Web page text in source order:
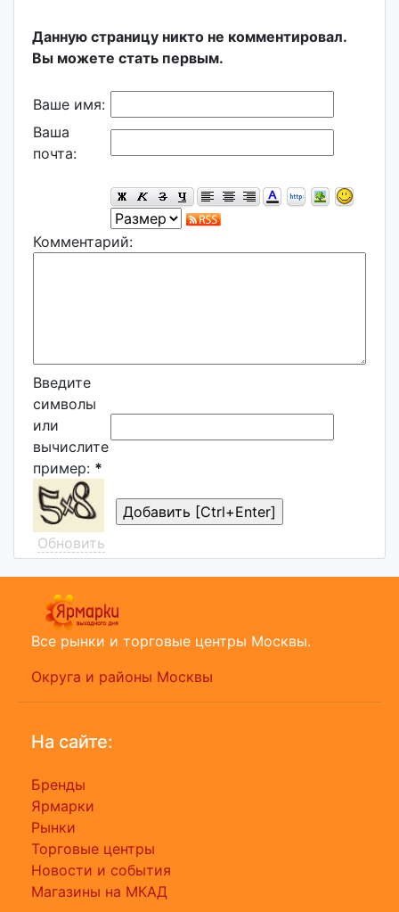
Данную страницу никто не комментировал.
Вы можете стать первым.
Ваше имя:
Ваша
почта:
Комментарий:
Введите
символы
или
вычислите
пример: *
Обновить
Все рынки и торговые центры Москвы.
Округа и районы Москвы
На сайте:
Бренды
Ярмарки
Рынки
Торговые центры
Новости и события
Магазины на МКАД